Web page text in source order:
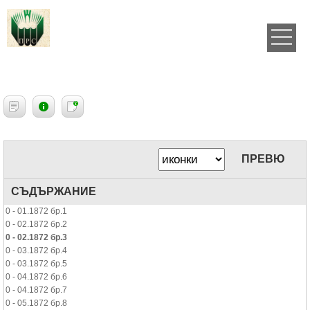
ПРЕВЮ
СЪДЪРЖАНИЕ
0 - 01.1872 бр.1
0 - 02.1872 бр.2
0 - 02.1872 бр.3
0 - 03.1872 бр.4
0 - 03.1872 бр.5
0 - 04.1872 бр.6
0 - 04.1872 бр.7
0 - 05.1872 бр.8